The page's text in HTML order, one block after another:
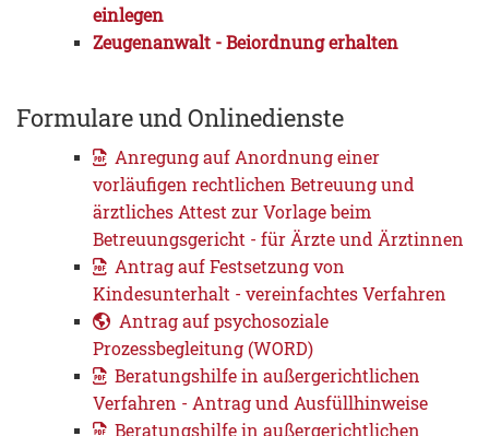
einlegen
Zeugenanwalt - Beiordnung erhalten
Formulare und Onlinedienste
Anregung auf Anordnung einer
vorläufigen rechtlichen Betreuung und
ärztliches Attest zur Vorlage beim
Betreuungsgericht - für Ärzte und Ärztinnen
Antrag auf Festsetzung von
Kindesunterhalt - vereinfachtes Verfahren
Antrag auf psychosoziale
Prozessbegleitung (WORD)
Beratungshilfe in außergerichtlichen
Verfahren - Antrag und Ausfüllhinweise
Beratungshilfe in außergerichtlichen